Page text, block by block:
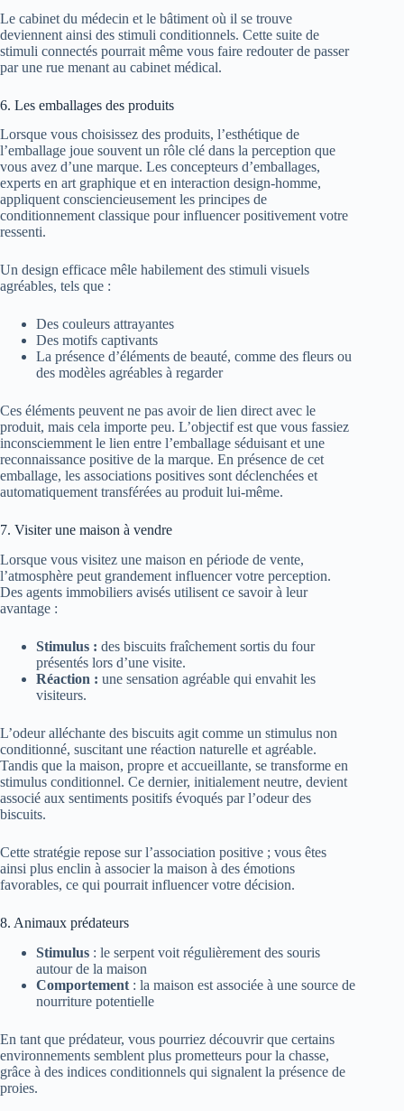
Le cabinet du médecin et le bâtiment où il se trouve
deviennent ainsi des stimuli conditionnels. Cette suite de
stimuli connectés pourrait même vous faire redouter de passer
par une rue menant au cabinet médical.
6. Les emballages des produits
Lorsque vous choisissez des produits, l’esthétique de
l’emballage joue souvent un rôle clé dans la perception que
vous avez d’une marque. Les concepteurs d’emballages,
experts en art graphique et en interaction design-homme,
appliquent consciencieusement les principes de
conditionnement classique pour influencer positivement votre
ressenti.
Un design efficace mêle habilement des stimuli visuels
agréables, tels que :
Des couleurs attrayantes
Des motifs captivants
La présence d’éléments de beauté, comme des fleurs ou
des modèles agréables à regarder
Ces éléments peuvent ne pas avoir de lien direct avec le
produit, mais cela importe peu. L’objectif est que vous fassiez
inconsciemment le lien entre l’emballage séduisant et une
reconnaissance positive de la marque. En présence de cet
emballage, les associations positives sont déclenchées et
automatiquement transférées au produit lui-même.
7. Visiter une maison à vendre
Lorsque vous visitez une maison en période de vente,
l’atmosphère peut grandement influencer votre perception.
Des agents immobiliers avisés utilisent ce savoir à leur
avantage :
Stimulus : des biscuits fraîchement sortis du four
présentés lors d’une visite.
Réaction : une sensation agréable qui envahit les
visiteurs.
L’odeur alléchante des biscuits agit comme un stimulus non
conditionné, suscitant une réaction naturelle et agréable.
Tandis que la maison, propre et accueillante, se transforme en
stimulus conditionnel. Ce dernier, initialement neutre, devient
associé aux sentiments positifs évoqués par l’odeur des
biscuits.
Cette stratégie repose sur l’association positive ; vous êtes
ainsi plus enclin à associer la maison à des émotions
favorables, ce qui pourrait influencer votre décision.
8. Animaux prédateurs
Stimulus : le serpent voit régulièrement des souris
autour de la maison
Comportement : la maison est associée à une source de
nourriture potentielle
En tant que prédateur, vous pourriez découvrir que certains
environnements semblent plus prometteurs pour la chasse,
grâce à des indices conditionnels qui signalent la présence de
proies.